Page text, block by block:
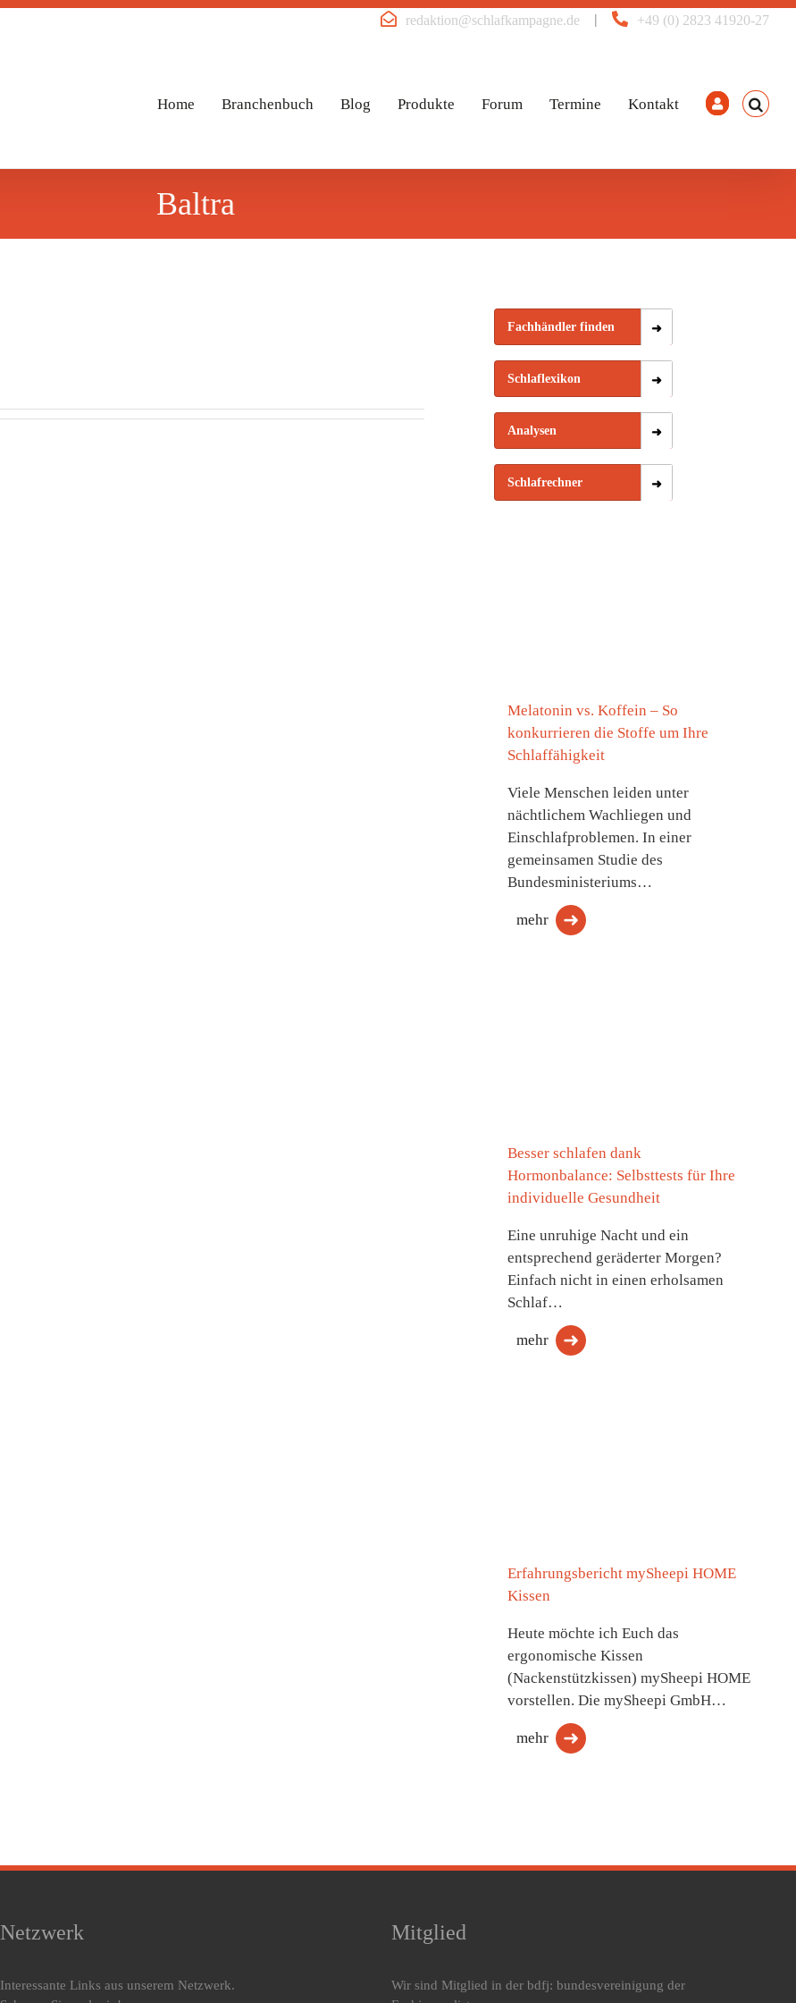
+49 (0) 2823 41920-27
|
redaktion@schlafkampagne.de
Home Branchenbuch Blog Produkte Forum Termine Kontakt
Baltra
Fachhändler finden
Schlaflexikon
Analysen
Schlafrechner
Melatonin vs. Koffein – So
konkurrieren die Stoffe um Ihre
Schlaffähigkeit
Viele Menschen leiden unter
nächtlichem Wachliegen und
Einschlafproblemen. In einer
gemeinsamen Studie des
Bundesministeriums…
mehr
Besser schlafen dank
Hormonbalance: Selbsttests für Ihre
individuelle Gesundheit
Eine unruhige Nacht und ein
entsprechend geräderter Morgen?
Einfach nicht in einen erholsamen
Schlaf…
mehr
Erfahrungsbericht mySheepi HOME
Kissen
Heute möchte ich Euch das
ergonomische Kissen
(Nackenstützkissen) mySheepi HOME
vorstellen. Die mySheepi GmbH…
mehr
Netzwerk
Interessante Links aus unserem Netzwerk.
Mitglied
Wir sind Mitglied in der bdfj: bundesvereinigung der